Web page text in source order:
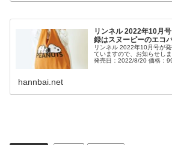
リンネル 2022年10月
録はスヌーピーのエコ
リンネル 2022年10月号が
ていますので、お知らせし
発売日：2022/8/20 価格：
hannbai.net